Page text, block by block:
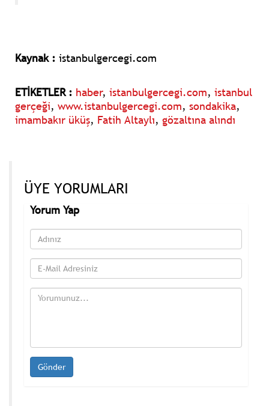
Kaynak : istanbulgercegi.com
ETİKETLER : haber, istanbulgercegi.com, istanbul
gerçeği, www.istanbulgercegi.com, sondakika,
imambakır üküş, Fatih Altaylı, gözaltına alındı
ÜYE YORUMLARI
Yorum Yap